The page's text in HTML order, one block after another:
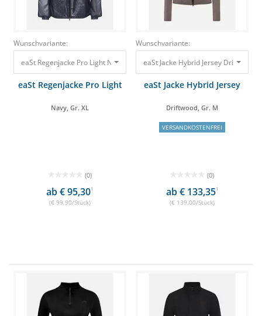
Wunschvariante:
eaSt Regenjacke Pro Light Navy, Gr. XL 99,90 €
eaSt Regenjacke Pro Light
Navy, Gr. XL
(0)
ab € 95,301
(€ 99,90/Stück)
Wunschvariante:
eaSt Jacke Hybrid Jersey Driftwood,
eaSt Jacke Hybrid Jersey
Driftwood, Gr. M
VERSANDKOSTENFREI
(0)
ab € 133,351
(€ 139,00/Stück)